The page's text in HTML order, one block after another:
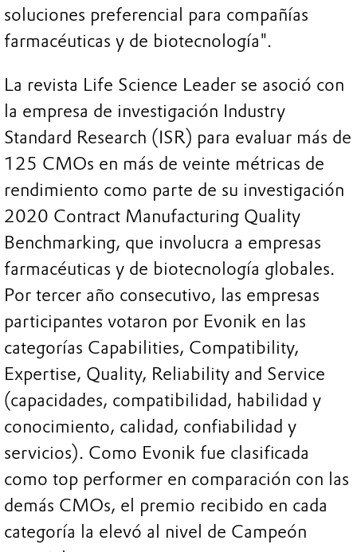
soluciones preferencial para compañías
farmacéuticas y de biotecnología".
La revista Life Science Leader se asoció con
la empresa de investigación Industry
Standard Research (ISR) para evaluar más de
125 CMOs en más de veinte métricas de
rendimiento como parte de su investigación
2020 Contract Manufacturing Quality
Benchmarking, que involucra a empresas
farmacéuticas y de biotecnología globales.
Por tercer año consecutivo, las empresas
participantes votaron por Evonik en las
categorías Capabilities, Compatibility,
Expertise, Quality, Reliability and Service
(capacidades, compatibilidad, habilidad y
conocimiento, calidad, confiabilidad y
servicios). Como Evonik fue clasificada
como top performer en comparación con las
demás CMOs, el premio recibido en cada
categoría la elevó al nivel de Campeón